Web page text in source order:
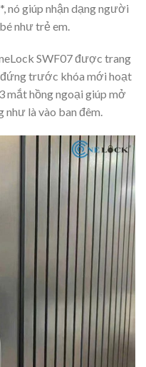
nó giúp nhận dạng người
như trẻ em.
SWF07 được trang
trước khóa mới hoạt
mắt hồng ngoại giúp mở
như là vào ban đêm.